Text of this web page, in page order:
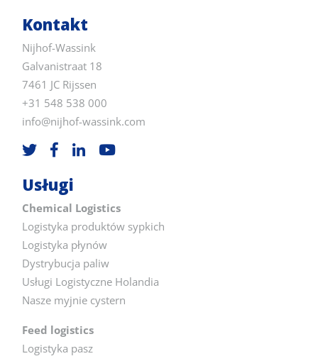
Kontakt
Nijhof-Wassink
Galvanistraat 18
7461 JC Rijssen
+31 548 538 000
info@nijhof-wassink.com
Usługi
Chemical Logistics
Logistyka produktów sypkich
Logistyka płynów
Dystrybucja paliw
Usługi Logistyczne Holandia
Nasze myjnie cystern
Feed logistics
Logistyka pasz